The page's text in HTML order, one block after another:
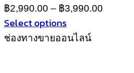
may
be
chosen
on
฿2,990.00 – ฿3,990.00
Select options
This
ช่องทางขายออนไลน์